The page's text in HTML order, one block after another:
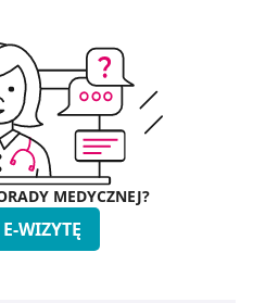
MEDYCZNEJ?
WIZYTĘ